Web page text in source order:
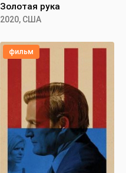
Золотая рука
2020, США
фильм